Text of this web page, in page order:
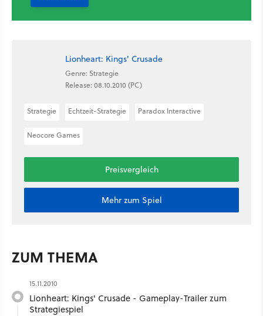
Lionheart: Kings' Crusade
Genre: Strategie
Release: 08.10.2010 (PC)
Strategie Echtzeit-Strategie Paradox Interactive
Neocore Games
Preisvergleich
Mehr zum Spiel
ZUM THEMA
15.11.2010
Lionheart: Kings' Crusade - Gameplay-Trailer zum
Strategiespiel